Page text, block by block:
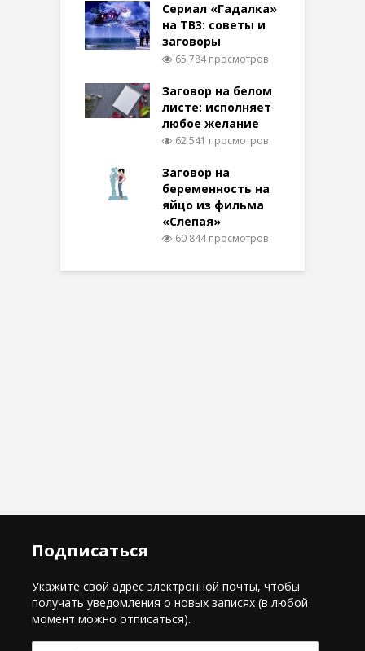
Сериал «Гадалка»
на ТВ3: советы и
заговоры
65 784 просмотров
Заговор на белом
листе: исполняет
любое желание
62 541 просмотров
Заговор на
беременность на
яйцо из фильма
«Слепая»
60 844 просмотров
Подписаться
Укажите свой адрес электронной почты, чтобы
получать уведомления о новых записях (в любой
момент можно отписаться).